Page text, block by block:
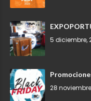
5 diciembre,
28